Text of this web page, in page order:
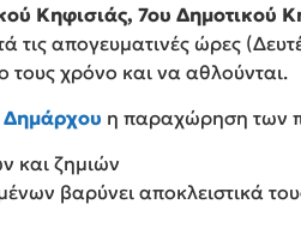
Κηφισιάς, 7ου Δημοτικού
τις απογευματινές ώρες
τους χρόνο και να αθλούνται.
η παραχώρηση των
και ζημιών
βαρύνει αποκλειστικά